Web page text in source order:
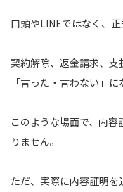
口頭やLINEではなく、正
契約解除、返金請求、支
「言った・言わない」
このような場面で、内
りません。
ただ、実際に内容証明を